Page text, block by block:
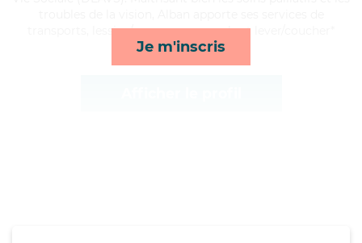
Je m'inscris
transports, lessive/repassage, rappels et lever/coucher*